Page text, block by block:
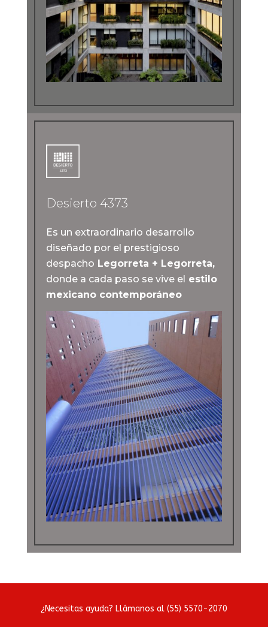
Desierto 4373
Es un extraordinario desarrollo
diseñado por el prestigioso
despacho Legorreta + Legorreta,
donde a cada paso se vive el estilo
mexicano contemporáneo
¿Necesitas ayuda? Llámanos al (55) 5570-2070